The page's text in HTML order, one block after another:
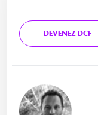
DEVENEZ DCF